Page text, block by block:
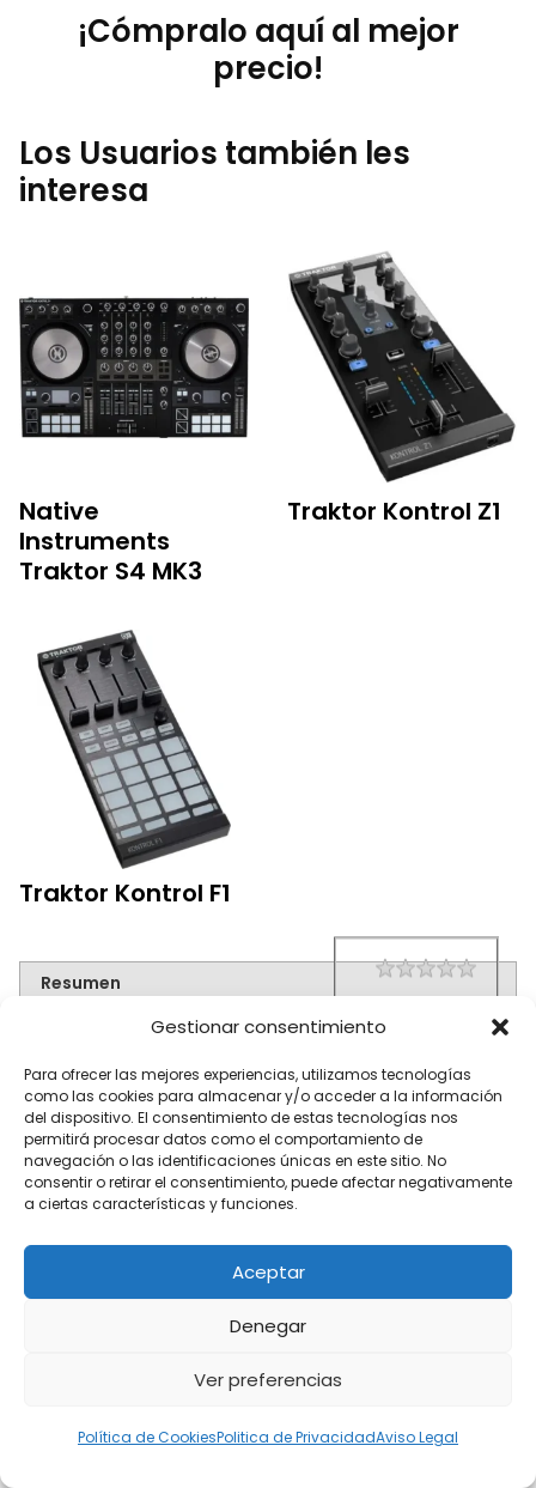
Gestionar consentimiento
Para ofrecer las mejores experiencias, utilizamos tecnologías
como las cookies para almacenar y/o acceder a la información
del dispositivo. El consentimiento de estas tecnologías nos
permitirá procesar datos como el comportamiento de
navegación o las identificaciones únicas en este sitio. No
consentir o retirar el consentimiento, puede afectar negativamente
a ciertas características y funciones.
Aceptar
Denegar
Ver preferencias
Política de CookiesPolitica de PrivacidadAviso Legal
¡Cómpralo aquí al mejor
precio!
Los Usuarios también les
interesa
Native
Instruments
Traktor S4 MK3
Traktor Kontrol Z1
Traktor Kontrol F1
Resumen Rating 1 star
2
3
4
5